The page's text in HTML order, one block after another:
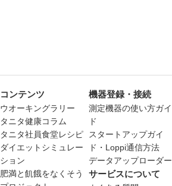
コンテンツ
ウオーキングラリー
タニタ健康コラム
タニタ社員食堂レシピ
ダイエットシミュレー
ション
肥満と飢餓をなくそう
機器登録・接続
測定機器の使い方ガイ
ド
スタートアップガイ
ド・Loppi通信方法
データアップローダー
サービスについて